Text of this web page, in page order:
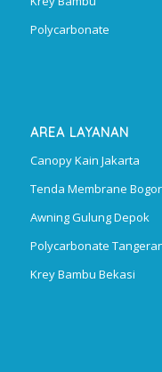
Polycarbonate
AREA LAYANAN
Canopy Kain Jakarta
Tenda Membrane Bogor
Awning Gulung Depok
Polycarbonate
Krey Bambu Bekasi